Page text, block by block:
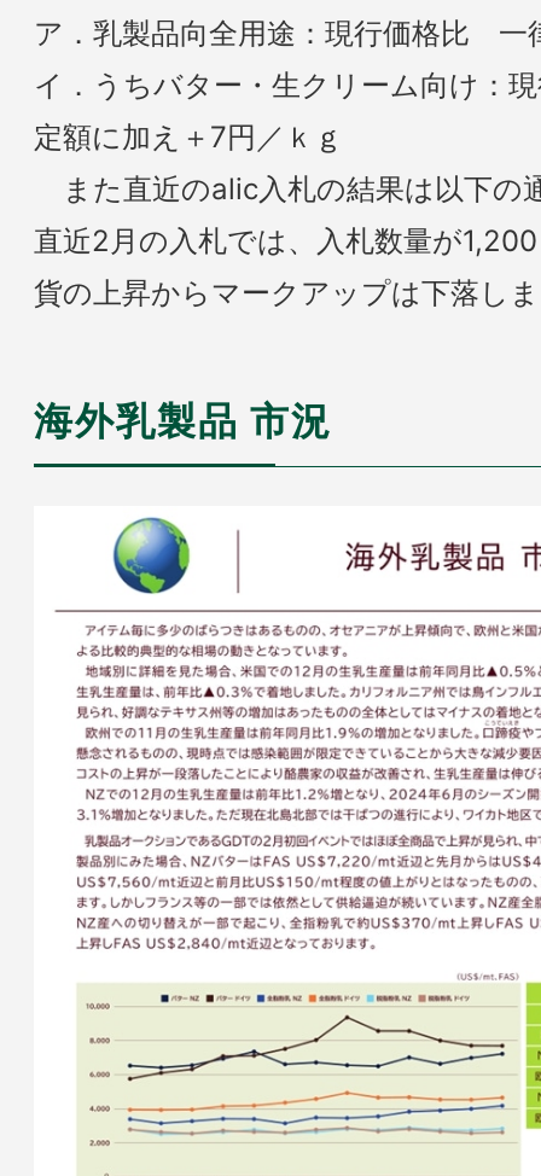
ア．乳製品向全用途：現行価格比
イ．うちバター・生クリーム向け：
定額に加え＋7円／ｋｇ
また直近のalic入札の結果は以下の
直近2月の入札では、入札数量が
貨の上昇からマークアップは下落し
海外乳製品 市況